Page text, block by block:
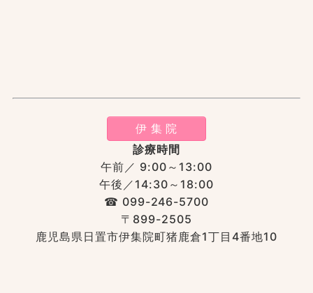
伊 集 院
診療時間
午前／ 9:00～13:00
午後／14:30～18:00
☎︎ 099-246-5700
〒899-2505
鹿児島県日置市伊集院町猪鹿倉1丁目4番地10